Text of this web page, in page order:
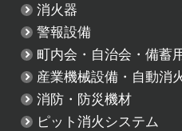
消火器
警報設備
町内会・自治会・備蓄
産業機械設備・自動消
消防・防災機材
ピット消火システム